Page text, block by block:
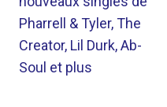
L’ARTICLE
Pharrell & Tyler, The
Creator, Lil Durk, Ab-
Soul et plus